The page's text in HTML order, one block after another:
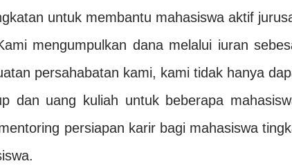
untuk membantu mahasiswa aktif
mengumpulkan dana melalui iuran
persahabatan kami, kami tidak hanya
dan uang kuliah untuk beberapa
persiapan karir bagi mahasiswa